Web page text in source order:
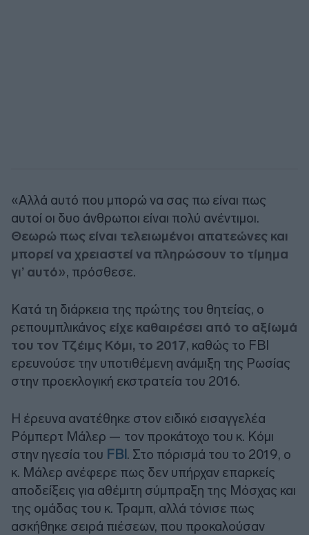
«Αλλά αυτό που μπορώ να σας πω είναι πως
αυτοί οι δυο άνθρωποι είναι πολύ ανέντιμοι.
Θεωρώ πως είναι τελειωμένοι απατεώνες και
μπορεί να χρειαστεί να πληρώσουν το τίμημα
γι’ αυτό», πρόσθεσε.
Κατά τη διάρκεια της πρώτης του θητείας, ο
ρεπουμπλικάνος είχε καθαιρέσει από το αξίωμά
του τον Τζέιμς Κόμι, το 2017, καθώς το FBI
ερευνούσε την υποτιθέμενη ανάμιξη της Ρωσίας
στην προεκλογική εκστρατεία του 2016.
Η έρευνα ανατέθηκε στον ειδικό εισαγγελέα
Ρόμπερτ Μάλερ — τον προκάτοχο του κ. Κόμι
στην ηγεσία του FBI . Στο πόρισμά του το 2019, ο
κ. Μάλερ ανέφερε πως δεν υπήρχαν επαρκείς
αποδείξεις για αθέμιτη σύμπραξη της Μόσχας και
της ομάδας του κ. Τραμπ, αλλά τόνισε πως
ασκήθηκε σειρά πιέσεων, που προκαλούσαν